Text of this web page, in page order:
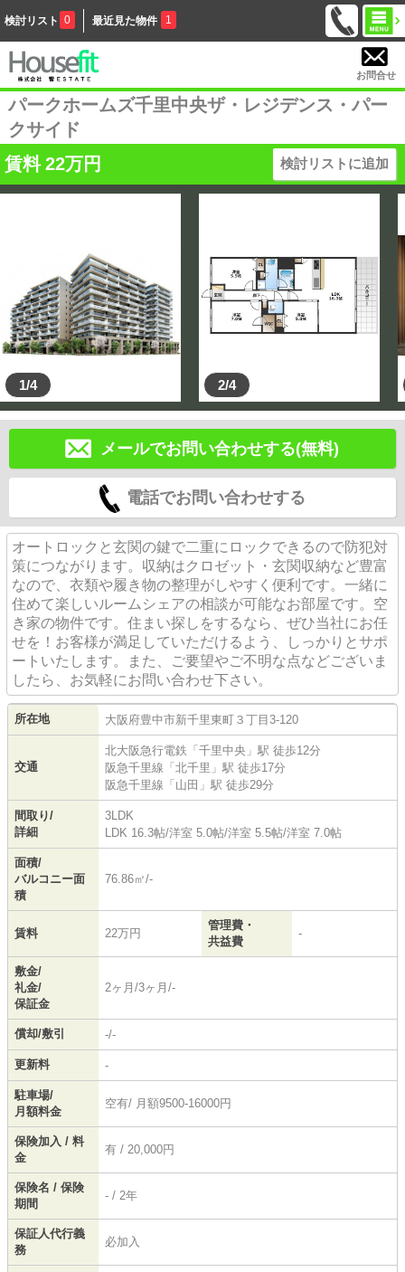
検討リスト 0 最近見た物件 1
お問合せ
パークホームズ千里中央ザ・レジデンス・パー
クサイド
賃料 22万円 検討リストに追加
1/4 2/4
メールでお問い合わせする(無料)
電話でお問い合わせする
オートロックと玄関の鍵で二重にロックできるので防犯対
策につながります。収納はクロゼット・玄関収納など豊富
なので、衣類や履き物の整理がしやすく便利です。一緒に
住めて楽しいルームシェアの相談が可能なお部屋です。空
き家の物件です。住まい探しをするなら、ぜひ当社にお任
せを！お客様が満足していただけるよう、しっかりとサポ
ートいたします。また、ご要望やご不明な点などございま
したら、お気軽にお問い合わせ下さい。
所在地 大阪府豊中市新千里東町 ３丁目3-120
交通
北大阪急行電鉄 「 千里中央 」駅 徒歩12分
阪急千里線 「 北千里 」駅 徒歩17分
阪急千里線 「 山田 」駅 徒歩29分
間取り/
詳細
3LDK
LDK 16.3帖/洋室 5.0帖/洋室 5.5帖/洋室 7.0帖
面積/
バルコニー面
積
76.86㎡/-
賃料 22万円
管理費・
共益費
-
敷金/
礼金/
保証金
2ヶ月/3ヶ月/-
償却/敷引 -/-
更新料 -
駐車場/
月額料金
空有/ 月額9500-16000円
保険加入 / 料
金
有 / 20,000円
保険名 / 保険
期間
- / 2年
保証人代行義
務
必加入